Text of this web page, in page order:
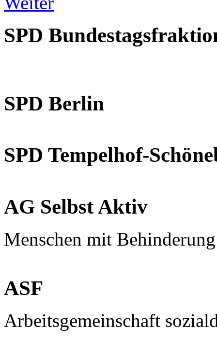
SPD
SPD Berlin
SPD Tempelhof-
AG Selbst Aktiv
Menschen mit
ASF
Arbeitsgemeinschaft